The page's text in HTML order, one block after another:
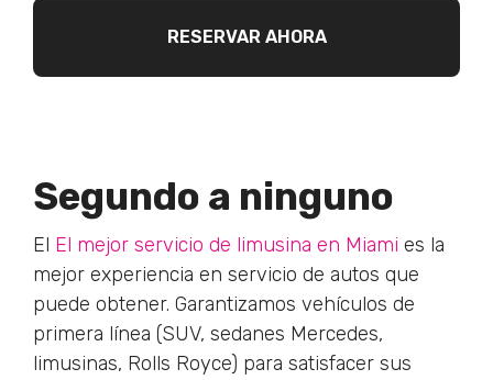
RESERVAR AHORA
Segundo a ninguno
El El mejor servicio de limusina en Miami es la
mejor experiencia en servicio de autos que
puede obtener. Garantizamos vehículos de
primera línea (SUV, sedanes Mercedes,
limusinas, Rolls Royce) para satisfacer sus